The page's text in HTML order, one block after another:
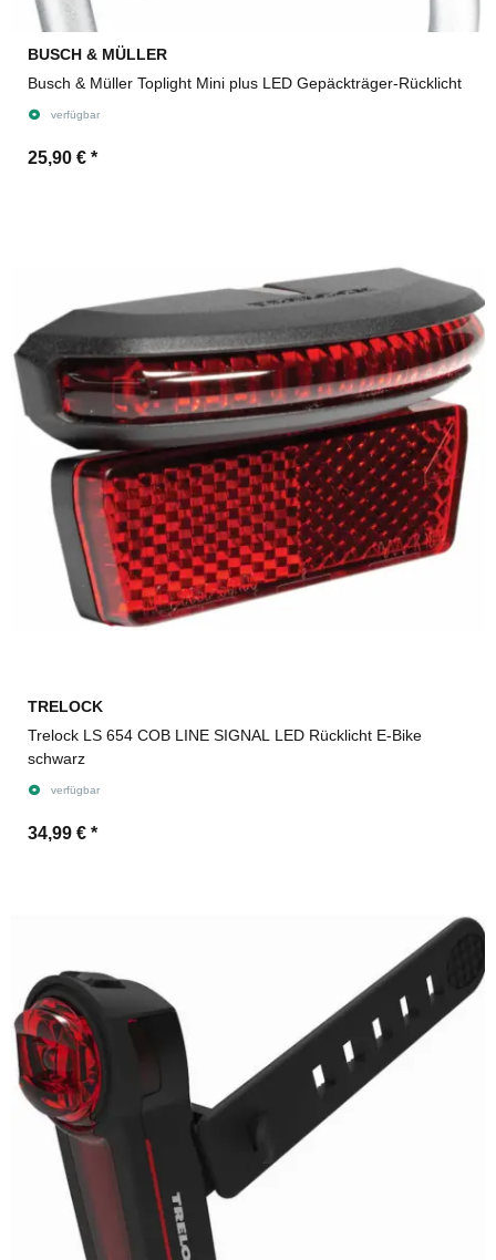
BUSCH & MÜLLER
Busch & Müller Toplight Mini plus LED Gepäckträger-Rücklicht
verfügbar
25,90 € *
TRELOCK
Trelock LS 654 COB LINE SIGNAL LED Rücklicht E-Bike
schwarz
verfügbar
34,99 € *